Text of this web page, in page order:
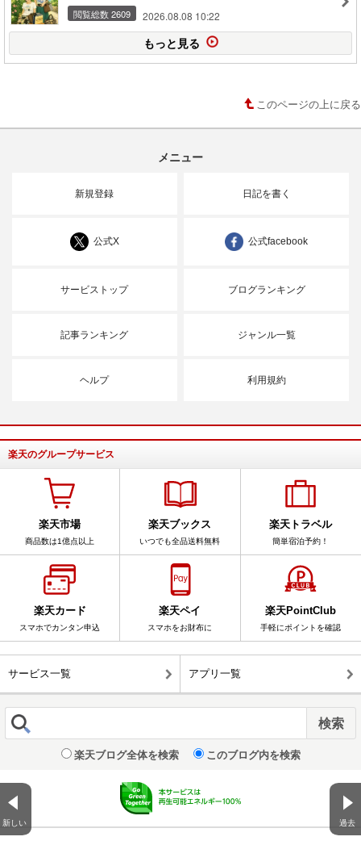
新しい 過去
閲覧総数 2609 2026.08.08 10:22
もっと見る
このページの上に戻る
メニュー
新規登録 日記を書く
公式X 公式facebook
サービストップ ブログランキング
記事ランキング ジャンル一覧
ヘルプ 利用規約
楽天のグループサービス
楽天市場
商品数は1億点以上
楽天ブックス
いつでも全品送料無料
楽天トラベル
簡単宿泊予約！
楽天カード
スマホでカンタン申込
楽天ペイ
スマホをお財布に
楽天PointClub
手軽にポイントを確認
サービス一覧 アプリ一覧
楽天ブログ全体を検索 このブログ内を検索